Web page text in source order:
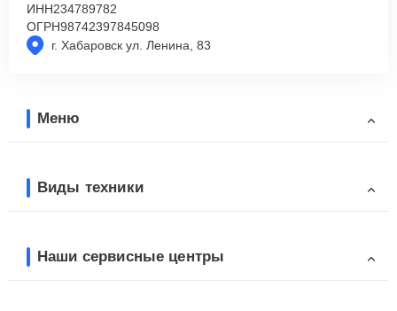
г. Хабаровск ул. Ленина, 83
ИНН234789782
ОГРН98742397845098
Меню
Виды техники
Наши сервисные центры